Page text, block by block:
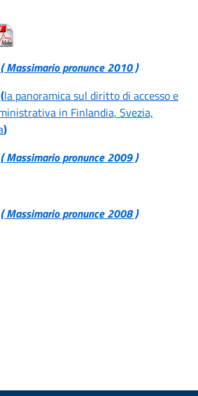
( Massimario pronunce 2010 )
la panoramica sul diritto di accesso e
in Finlandia, Svezia,
)
( Massimario pronunce 2009 )
( Massimario pronunce 2008 )